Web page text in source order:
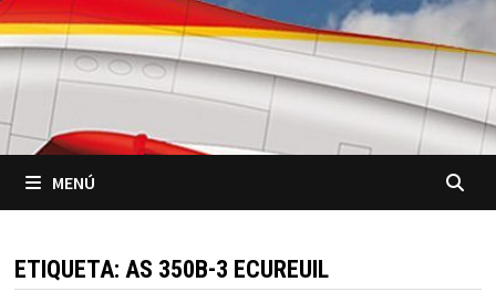
MENÚ
ETIQUETA: AS 350B-3 ECUREUIL